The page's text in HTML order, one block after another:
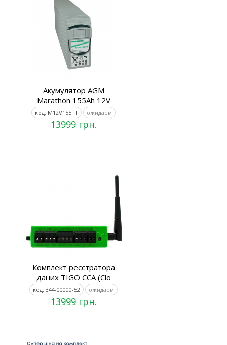
Акумулятор AGM
Marathon 155Ah 12V
код: M12V155FT ожидаем
13999 грн.
Комплект реєстратора
даних TIGO CCA (Clo
код: 344-00000-52 ожидаем
13999 грн.